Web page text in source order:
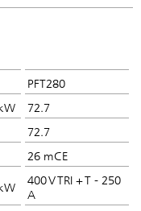
PFT280
72.7
72.7
26 mCE
400 V TRI + T - 250
A